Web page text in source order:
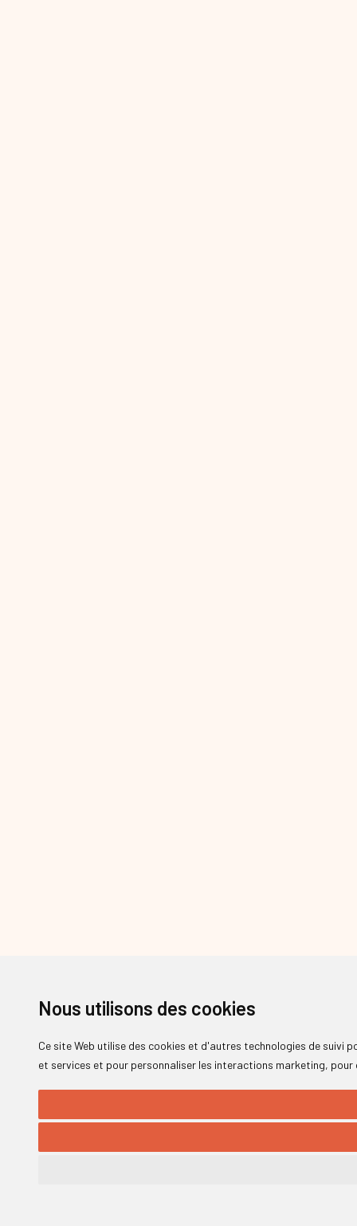
Nous utilisons des cookies
Ce site Web utilise des cookies et d'autres technologies de suivi
et services et pour personnaliser les interactions marketing, pour